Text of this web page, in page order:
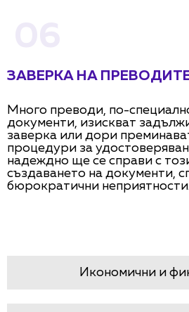
ЗАВЕРКА НА
Много преводи, по-
документи, изискват
заверка или дори
процедури за
надеждно ще се справи с
създаването на документи,
бюрократични неприятности.
Икономични и